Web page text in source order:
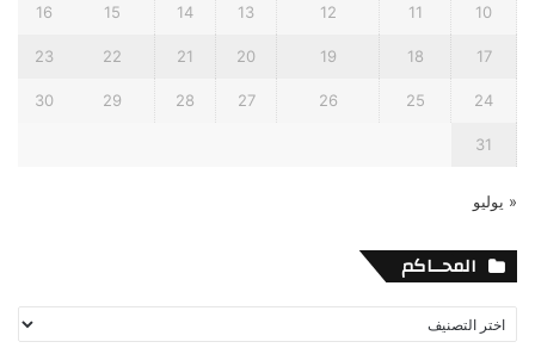
10
11
12
13
14
15
16
17
18
19
20
21
22
23
24
25
26
27
28
29
30
31
« يوليو
المحــاكم
المحــاكم